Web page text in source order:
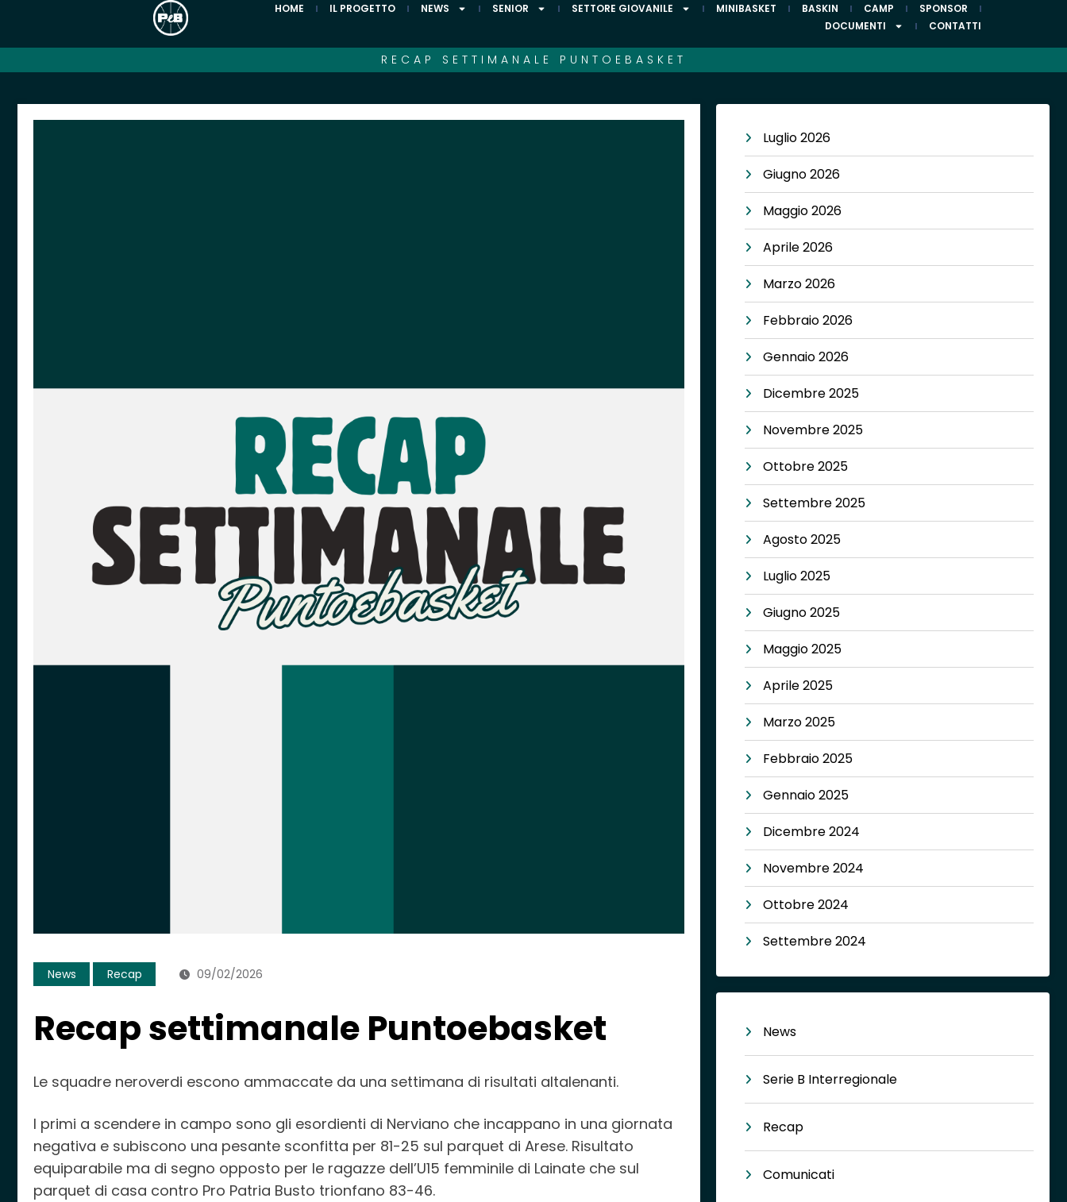
HOME IL PROGETTO NEWS SENIOR SETTORE GIOVANILE MINIBASKET BASKIN CAMP
SPONSOR
DOCUMENTI
CONTATTI
RECAP SETTIMANALE PUNTOEBASKET
News Recap 09/02/2026
Recap settimanale Puntoebasket
Le squadre neroverdi escono ammaccate da una settimana di risultati altalenanti.
I primi a scendere in campo sono gli esordienti di Nerviano che incappano in una giornata
negativa e subiscono una pesante sconfitta per 81-25 sul parquet di Arese. Risultato
equiparabile ma di segno opposto per le ragazze dell’U15 femminile di Lainate che sul
parquet di casa contro Pro Patria Busto trionfano 83-46.
Luglio 2026
Giugno 2026
Maggio 2026
Aprile 2026
Marzo 2026
Febbraio 2026
Gennaio 2026
Dicembre 2025
Novembre 2025
Ottobre 2025
Settembre 2025
Agosto 2025
Luglio 2025
Giugno 2025
Maggio 2025
Aprile 2025
Marzo 2025
Febbraio 2025
Gennaio 2025
Dicembre 2024
Novembre 2024
Ottobre 2024
Settembre 2024
News
Serie B Interregionale
Recap
Comunicati